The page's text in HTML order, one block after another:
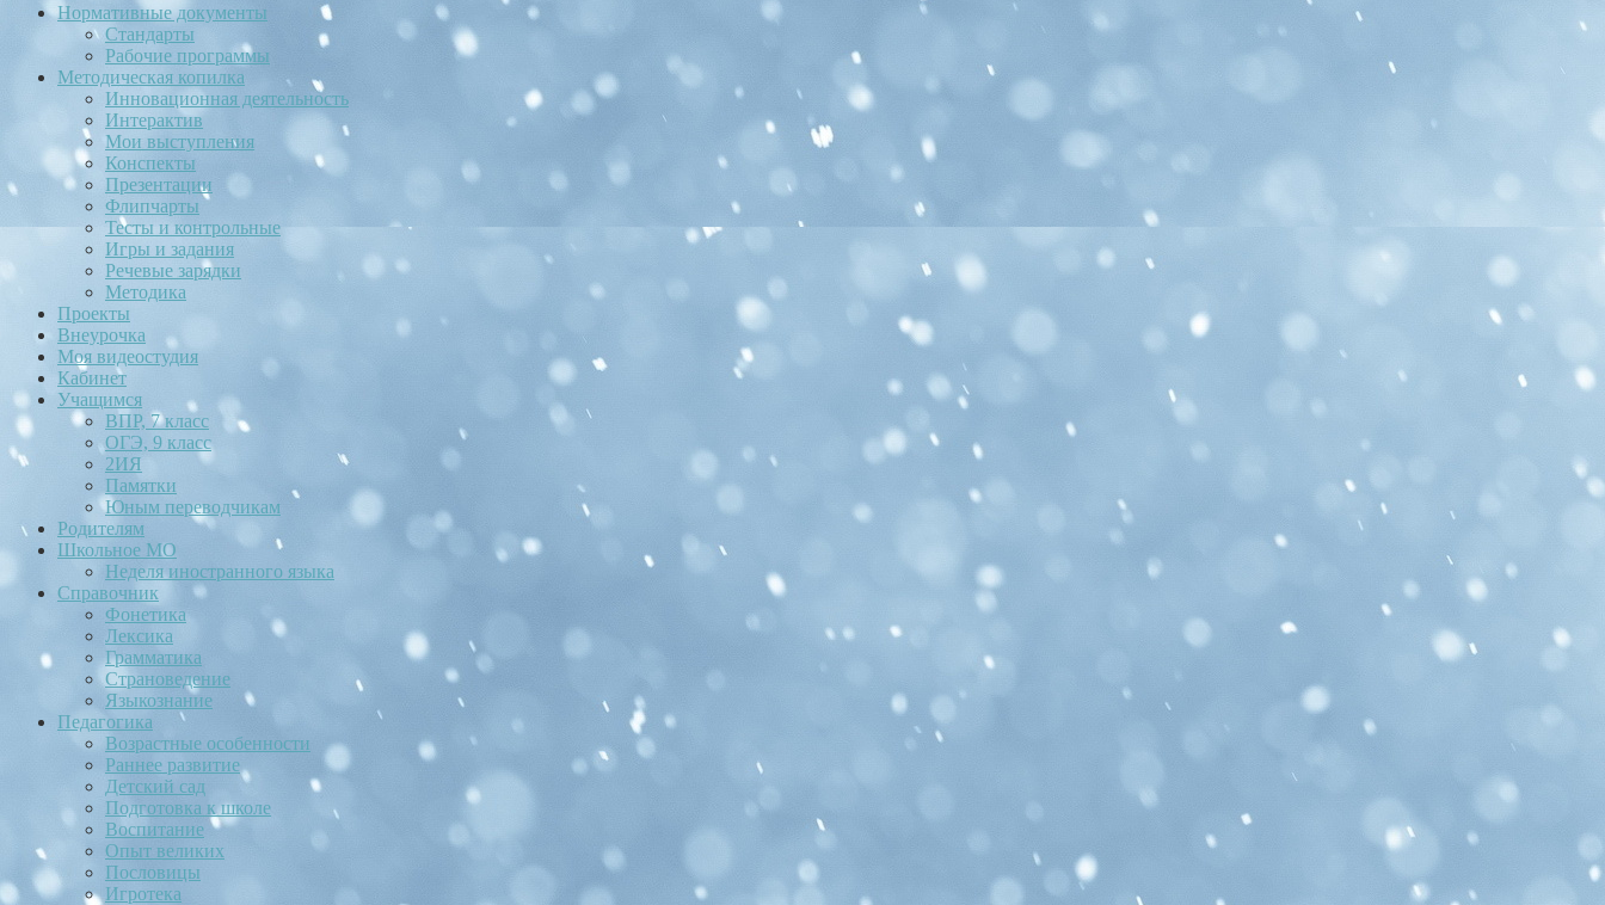
Нормативные документы
Стандарты
Рабочие программы
Методическая копилка
Инновационная деятельность
Интерактив
Мои выступления
Конспекты
Презентации
Флипчарты
Тесты и контрольные
Игры и задания
Речевые зарядки
Методика
Проекты
Внеурочка
Моя видеостудия
Кабинет
Учащимся
ВПР, 7 класс
ОГЭ, 9 класс
2ИЯ
Памятки
Юным переводчикам
Родителям
Школьное МО
Неделя иностранного языка
Справочник
Фонетика
Лексика
Грамматика
Страноведение
Языкознание
Педагогика
Возрастные особенности
Раннее развитие
Детский сад
Подготовка к школе
Воспитание
Опыт великих
Пословицы
Игротека